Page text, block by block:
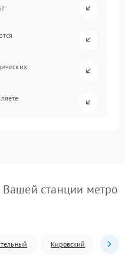
станции метро
Кировский